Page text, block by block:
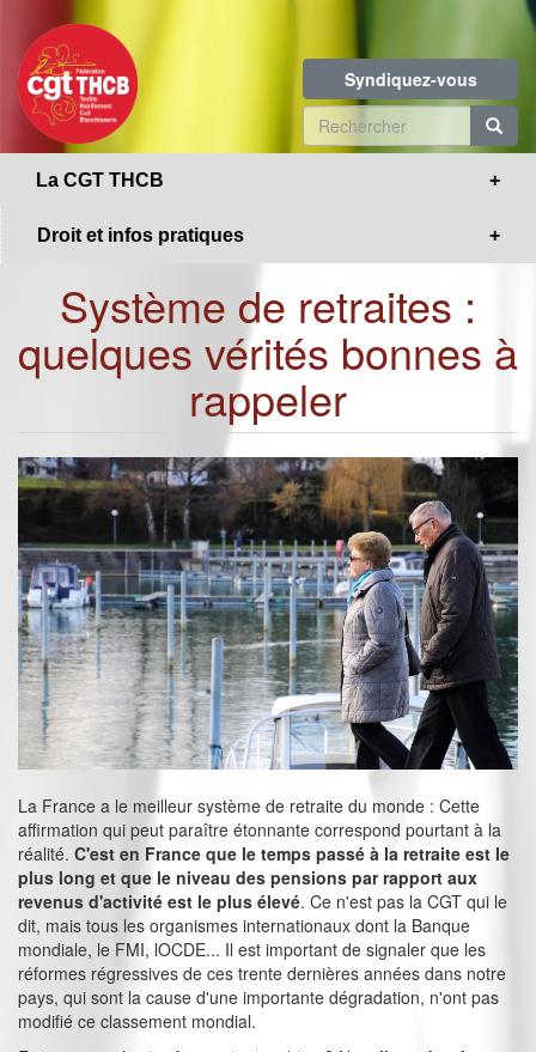
contenu
principal
Syndiquez-vous
Formulaire
de
La CGT THCB
Droit et infos pratiques
Système de retraites :
quelques vérités bonnes à
rappeler
La France a le meilleur système de retraite du monde : Cette
affirmation qui peut paraître étonnante correspond pourtant à la
réalité. C'est en France que le temps passé à la retraite est le
plus long et que le niveau des pensions par rapport aux
revenus d'activité est le plus élevé. Ce n'est pas la CGT qui le
dit, mais tous les organismes internationaux dont la Banque
mondiale, le FMI, lOCDE... Il est important de signaler que les
réformes régressives de ces trente dernières années dans notre
pays, qui sont la cause d'une importante dégradation, n'ont pas
modifié ce classement mondial.